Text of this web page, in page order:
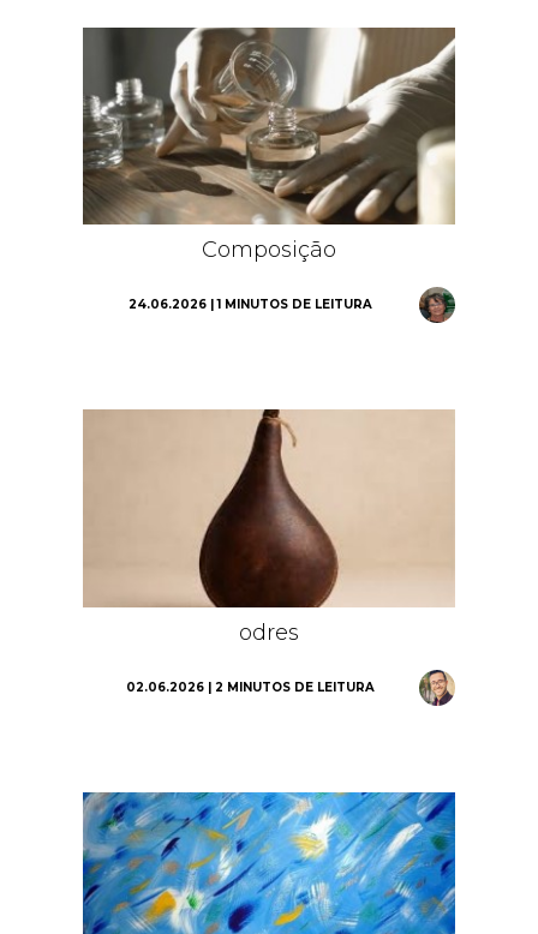
Composição
24.06.2026 | 1 MINUTOS DE LEITURA
odres
02.06.2026 | 2 MINUTOS DE LEITURA